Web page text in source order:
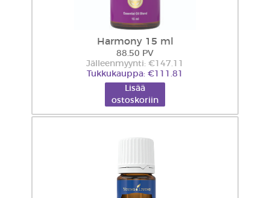
Harmony 15 ml
88.50 PV
Jälleenmyynti: €147.11
Tukkukauppa: €111.81
Lisää
ostoskoriin